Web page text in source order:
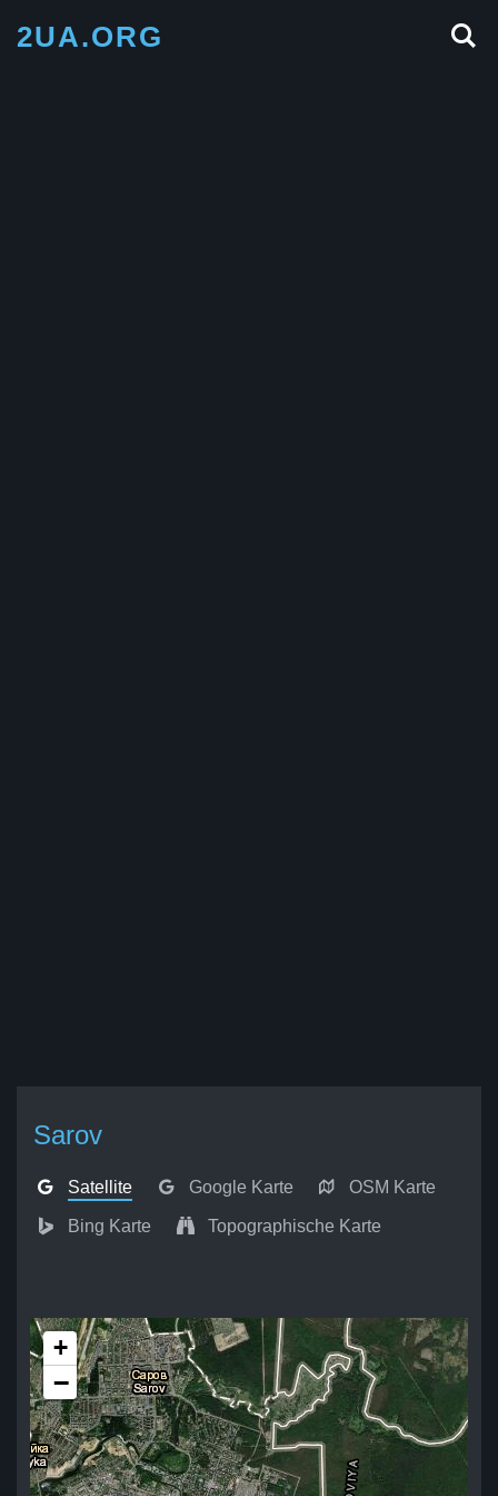
2UA.ORG
Sarov
Satellite Google Karte OSM Karte
Bing Karte Topographische Karte
+
−